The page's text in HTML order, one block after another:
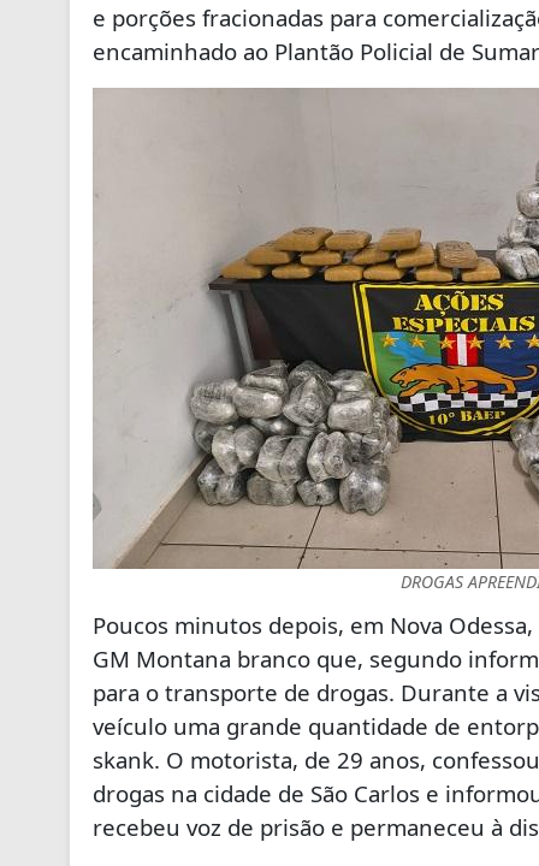
e porções fracionadas para
encaminhado ao Plantão Policial de
DROGAS
Poucos minutos depois, em Nova
GM Montana branco que, segundo
para o transporte de drogas. Durante a
veículo uma grande quantidade de
skank. O motorista, de 29 anos,
drogas na cidade de São Carlos e
recebeu voz de prisão e permaneceu à